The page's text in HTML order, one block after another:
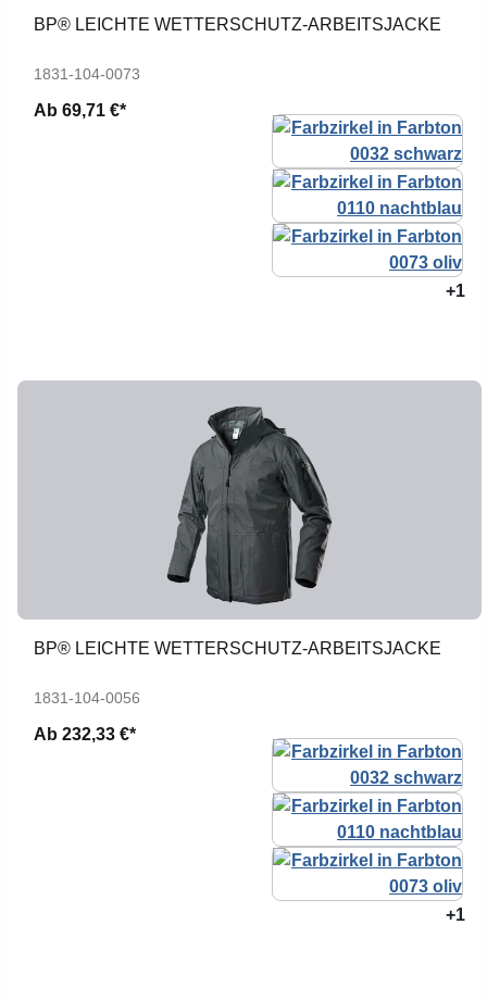
BP® LEICHTE WETTERSCHUTZ-ARBEITSJACKE
1831-104-0073
Ab 69,71 €*
+1
BP® LEICHTE WETTERSCHUTZ-ARBEITSJACKE
1831-104-0056
Ab 232,33 €*
+1